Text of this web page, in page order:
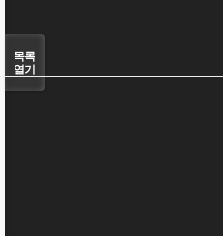
목록
열기